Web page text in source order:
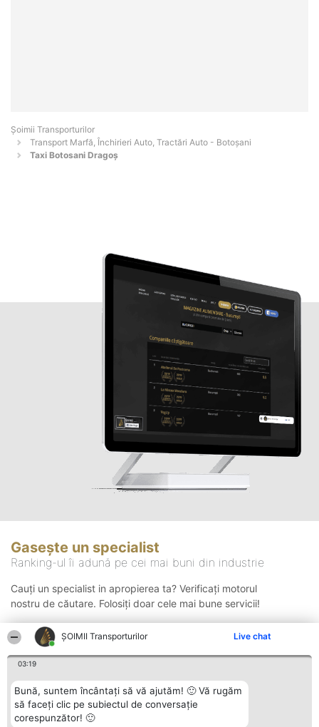
ȘOIMII Transporturilor Live chat
03:19
Bună, suntem încântați să vă ajutăm! 🙂 Vă rugăm
să faceți clic pe subiectul de conversație
corespunzător! 🙂
Șoimii Transporturilor
Transport Marfă, Închirieri Auto, Tractări Auto - Botoşani
Taxi Botosani Dragoș
Gasește un specialist
Ranking-ul îi adună pe cei mai buni din industrie
Cauți un specialist in apropierea ta? Verificați motorul
nostru de căutare. Folosiți doar cele mai bune servicii!